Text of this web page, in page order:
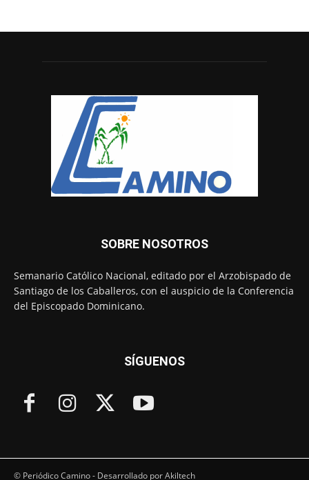
SOBRE NOSOTROS
Semanario Católico Nacional, editado por el Arzobispado de
Santiago de los Caballeros, con el auspicio de la Conferencia
del Episcopado Dominicano.
SÍGUENOS
© Periódico Camino - Desarrollado por Akiltech